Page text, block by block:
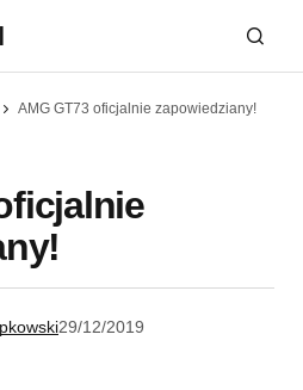
AMG GT73 oficjalnie zapowiedziany!
29/12/2019